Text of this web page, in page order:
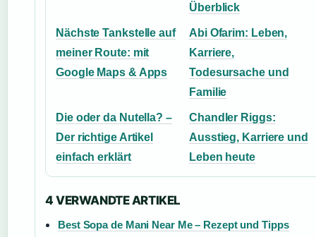
Überblick
Nächste Tankstelle auf
meiner Route: mit
Google Maps & Apps
Abi Ofarim: Leben,
Karriere,
Todesursache und
Familie
Die oder da Nutella? –
Der richtige Artikel
einfach erklärt
Chandler Riggs:
Ausstieg, Karriere und
Leben heute
4 VERWANDTE ARTIKEL
Best Sopa de Mani Near Me – Rezept und Tipps